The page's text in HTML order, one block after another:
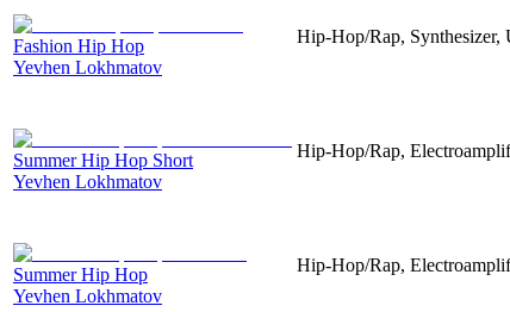
Fashion Hip Hop
Yevhen Lokhmatov
Hip-Hop/Rap, Synthesizer,
Summer Hip Hop Short
Yevhen Lokhmatov
Hip-Hop/Rap,
Summer Hip Hop
Yevhen Lokhmatov
Hip-Hop/Rap,